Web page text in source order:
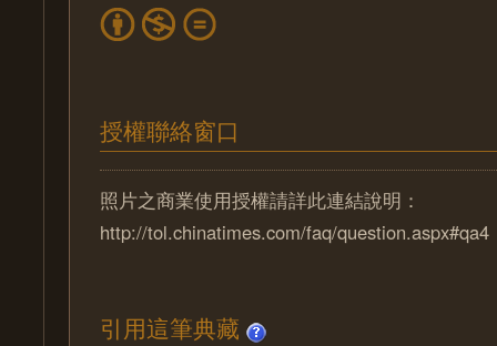
授權聯絡窗口
照片之商業使用授權請詳此連結說明：
http://tol.chinatimes.com/faq/question.aspx#qa4
引用這筆典藏